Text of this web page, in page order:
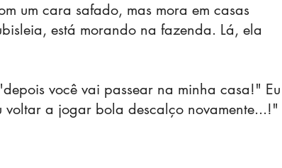
um cara safado, mas mora em casas
está morando na fazenda. Lá, ela
você vai passear na minha casa!" Eu
a jogar bola descalço novamente...!"